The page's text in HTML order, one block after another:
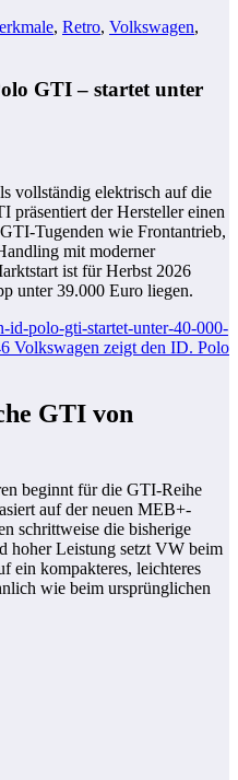
, Retro, Volkswagen,
GTI – startet unter
vollständig elektrisch auf die
präsentiert der Hersteller einen
Tugenden wie Frontantrieb,
mit moderner
ist für Herbst 2026
unter 39.000 Euro liegen.
GTI von
beginnt für die GTI-Reihe
auf der neuen MEB+-
schrittweise die bisherige
hoher Leistung setzt VW beim
ein kompakteres, leichteres
wie beim ursprünglichen